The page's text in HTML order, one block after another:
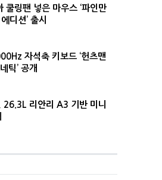
쿨링팬 넣은 마우스 ‘파인만
디션’ 출시
자석축 키보드 ‘헌츠맨
틱’ 공개
26.3L 리안리 A3 기반 미니